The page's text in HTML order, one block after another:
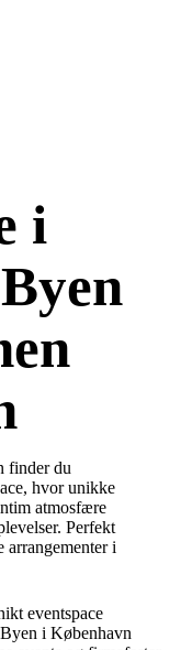
i
finder du
hvor unikke
atmosfære
Perfekt
arrangementer i